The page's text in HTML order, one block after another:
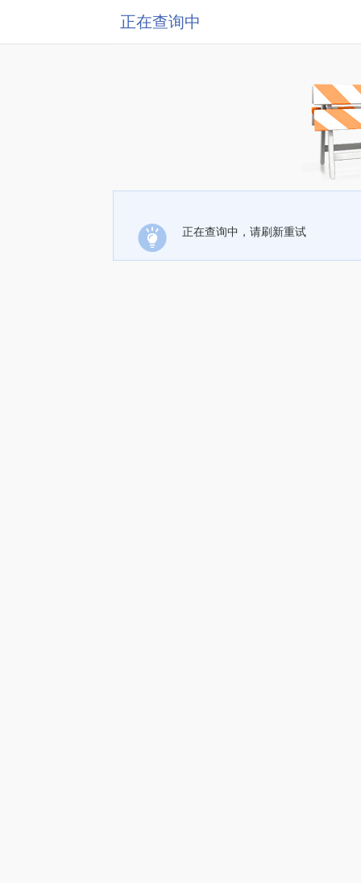
正在查询中
正在查询中，请刷新重试